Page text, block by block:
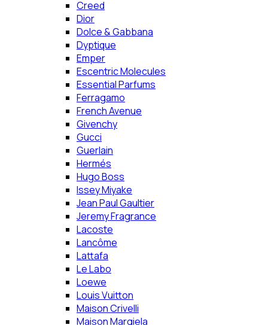
Creed
Dior
Dolce & Gabbana
Dyptique
Emper
Escentric Molecules
Essential Parfums
Ferragamo
French Avenue
Givenchy
Gucci
Guerlain
Hermés
Hugo Boss
Issey Miyake
Jean Paul Gaultier
Jeremy Fragrance
Lacoste
Lancôme
Lattafa
Le Labo
Loewe
Louis Vuitton
Maison Crivelli
Maison Margiela